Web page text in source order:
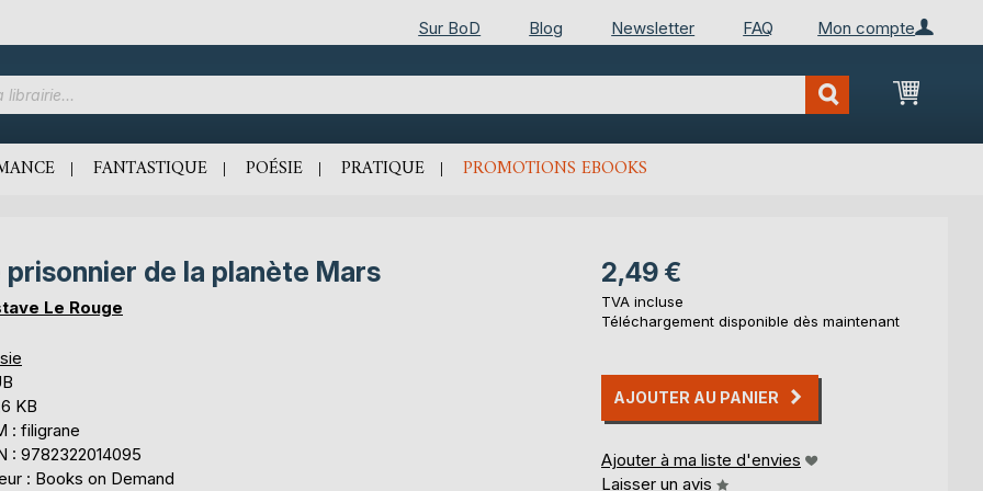
Mon compte
Sur BoD Blog Newsletter FAQ
Mon
FANTASTIQUE POÉSIE PRATIQUE PROMOTIONS EBOOKS
prisonnier de la planète Mars
Le Rouge
KB
: filigrane
: 9782322014095
: Books on Demand
2,49 €
TVA incluse
Téléchargement disponible dès maintenant
AJOUTER AU PANIER
Ajouter à ma liste d'envies
Laisser un avis